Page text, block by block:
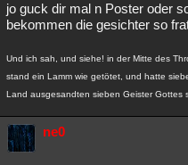
jo guck dir mal n Poster oder
bekommen die gesichter so
Und ich sah, und siehe! in der Mitte des
stand ein Lamm wie getötet, und hatte
Land ausgesandten sieben Geister Gottes
ne0